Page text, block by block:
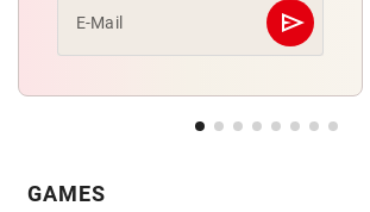
E-Mail send
Abschicken
GAMES